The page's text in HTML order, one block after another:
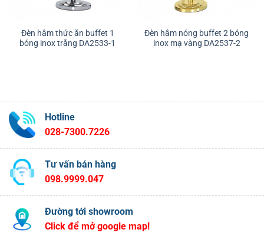
Đèn hâm thức ăn buffet 1
bóng inox trắng DA2533-1
Đèn hâm nóng buffet 2 bóng
inox mạ vàng DA2537-2
Hotline
028-7300.7226
Tư vấn bán hàng
098.9999.047
Đường tới showroom
Click để mở google map!